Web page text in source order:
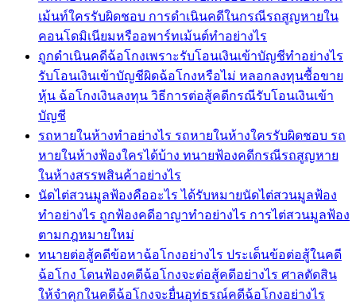
เม้นท์ใครรับผิดชอบ การดำเนินคดีในกรณีรถสูญหายใน
คอนโดมิเนียมหรืออพาร์ทเม้นต์ทำอย่างไร
ถูกดำเนินคดีฉ้อโกงเพราะรับโอนเงินเข้าบัญชีทำอย่างไร
รับโอนเงินเข้าบัญชีผิดฉ้อโกงหรือไม่ หลอกลงทุนซื้อขาย
หุ้น ฉ้อโกงเงินลงทุน วิธีการต่อสู้คดีกรณีรับโอนเงินเข้า
บัญชี
รถหายในห้างทำอย่างไร รถหายในห้างใครรับผิดชอบ รถ
หายในห้างฟ้องใครได้บ้าง ทนายฟ้องคดีกรณีรถสูญหาย
ในห้างสรรพสินค้าอย่างไร
นัดไต่สวนมูลฟ้องคืออะไร ได้รับหมายนัดไต่สวนมูลฟ้อง
ทำอย่างไร ถูกฟ้องคดีอาญาทำอย่างไร การไต่สวนมูลฟ้อง
ตามกฎหมายใหม่
ทนายต่อสู้คดีข้อหาฉ้อโกงอย่างไร ประเด็นข้อต่อสู้ในคดี
ฉ้อโกง โดนฟ้องคดีฉ้อโกงจะต่อสู้คดีอย่างไร ศาลตัดสิน
ให้จำคุกในคดีฉ้อโกงจะยื่นอุท่ธรณ์คดีฉ้อโกงอย่างไร